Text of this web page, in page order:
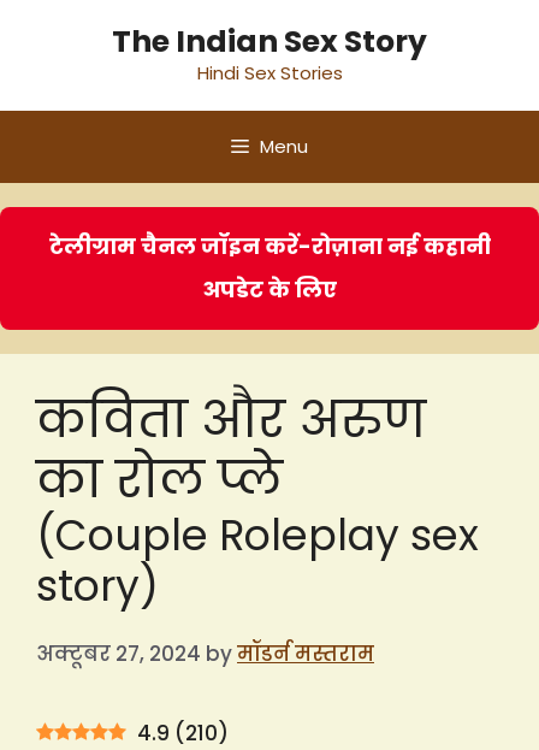
The Indian Sex Story
Hindi Sex Stories
Menu
टेलीग्राम चैनल जॉइन करें-रोज़ाना नई कहानी
अपडेट के लिए
कविता और अरुण
का रोल प्ले
(Couple Roleplay sex
story)
अक्टूबर 27, 2024 byमॉडर्न मस्तराम
4.9 (210)